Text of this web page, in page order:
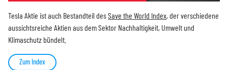
Tesla Aktie ist auch Bestandteil desSave the World Index, der verschiedene
aussichtsreiche Aktien aus dem Sektor Nachhaltigkeit, Umwelt und
Klimaschutz bündelt.
Zum Index